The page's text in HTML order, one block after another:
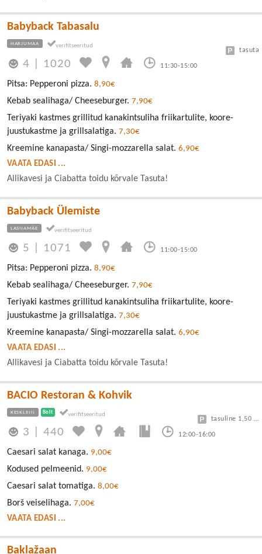
Babyback Tabasalu
HARJUMAA
4 1020 11:30-15:00
tasuta
Pitsa: Pepperoni pizza. 8,90€
Kebab sealihaga/ Cheeseburger. 7,90€
Teriyaki kastmes grillitud kanakintsuliha friikartulite, koore-
juustukastme ja grillsalatiga. 7,30€
Kreemine kanapasta/ Singi-mozzarella salat. 6,90€
VAATA EDASI ...
Allikavesi ja Ciabatta toidu kõrvale Tasuta!
Babyback Ülemiste
LASNAMÄE
5 1071 11:00-15:00
Pitsa: Pepperoni pizza. 8,90€
Kebab sealihaga/ Cheeseburger. 7,90€
Teriyaki kastmes grillitud kanakintsuliha friikartulite, koore-
juustukastme ja grillsalatiga. 7,30€
Kreemine kanapasta/ Singi-mozzarella salat. 6,90€
VAATA EDASI ...
Allikavesi ja Ciabatta toidu kõrvale Tasuta!
BACIO Restoran & Kohvik
KESKLINN Bolt
3 |440 12:00-16:00
tasuline 1,50 eur/h
Caesari salat kanaga. 9,00€
Kodused pelmeenid. 9,00€
Caesari salat tomatiga. 8,00€
Borš veiselihaga. 7,00€
VAATA EDASI ...
Baklažaan